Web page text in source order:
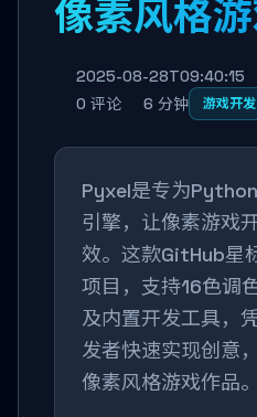
像素风格
2025-08-28T09:40:15
0 评论
6 分钟 游戏开发
Pyxel是专为
引擎，让像素游戏
效。这款GitHub星
项目，支持16色调
及内置开发工具，
发者快速实现创意
像素风格游戏作品。